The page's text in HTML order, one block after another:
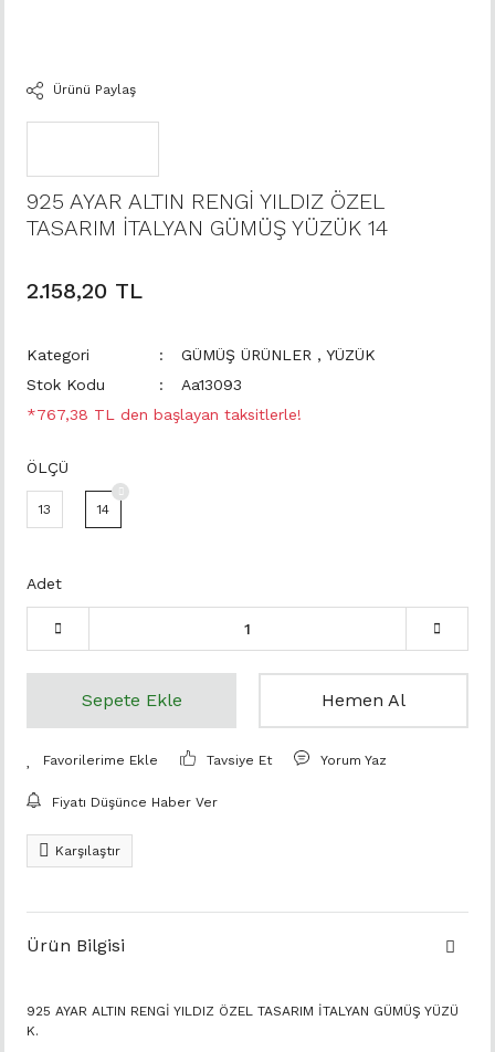
Ürünü Paylaş
925 AYAR ALTIN RENGİ YILDIZ ÖZEL
TASARIM İTALYAN GÜMÜŞ YÜZÜK 14
2.158,20 TL
Kategori GÜMÜŞ ÜRÜNLER , YÜZÜK
Stok Kodu
Aa13093
*767,38 TL den başlayan taksitlerle!
ÖLÇÜ
13 14
Adet
Sepete Ekle Hemen Al
Tavsiye Et Yorum Yaz
Fiyatı Düşünce Haber Ver
Karşılaştır
Ürün Bilgisi
925 AYAR ALTIN RENGİ YILDIZ ÖZEL TASARIM İTALYAN GÜMÜŞ YÜZÜ
K.